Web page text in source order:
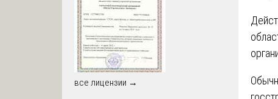
все лицензии →